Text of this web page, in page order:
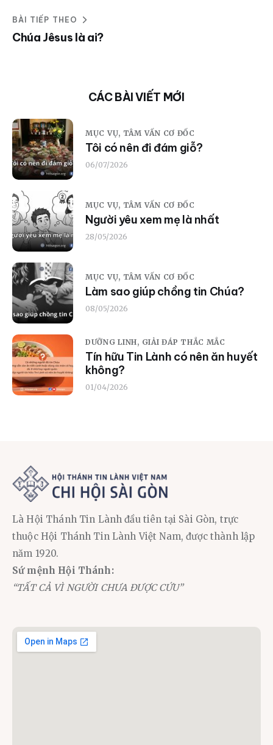
BÀI TIẾP THEO
Chúa Jêsus là ai?
CÁC BÀI VIẾT MỚI
MỤC VỤ, TÂM VẤN CƠ ĐỐC
Tôi có nên đi đám giỗ?
06/07/2026
MỤC VỤ, TÂM VẤN CƠ ĐỐC
Người yêu xem mẹ là nhất
28/05/2026
MỤC VỤ, TÂM VẤN CƠ ĐỐC
Làm sao giúp chồng tin Chúa?
08/05/2026
DƯỠNG LINH, GIẢI ĐÁP THẮC MẮC
Tín hữu Tin Lành có nên ăn huyết
không?
01/04/2026
Là Hội Thánh Tin Lành đầu tiên tại Sài Gòn, trực
thuộc Hội Thánh Tin Lành Việt Nam, được thành lập
năm 1920.
Sứ mệnh Hội Thánh:
“TẤT CẢ VÌ NGƯỜI CHƯA ĐƯỢC CỨU”